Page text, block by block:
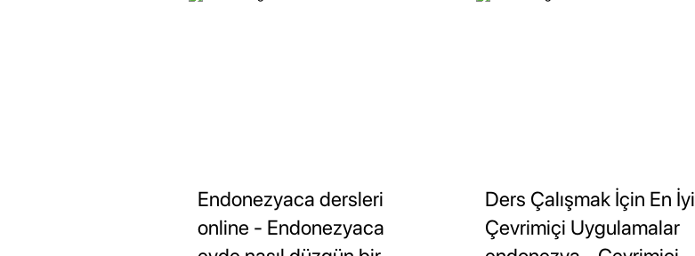
Endonezyaca dersleri
online - Endonezyaca
Ders Çalışmak İçin En İyi
Çevrimiçi Uygulamalar